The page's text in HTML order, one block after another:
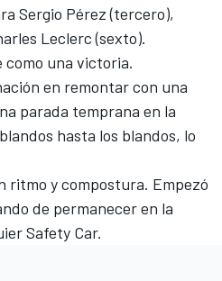
Sergio Pérez (tercero),
Leclerc (sexto).
como una victoria.
en remontar con una
parada temprana en la
hasta los blandos, lo
ritmo y compostura. Empezó
de permanecer en la
Safety Car.